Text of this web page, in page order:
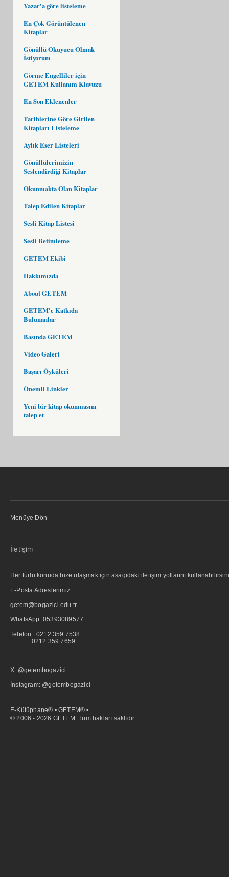
Yazar'a göre listeleme
En Çok Görüntülenen
Kitaplar
Gönüllü Okuyucu Olmak
İstiyorum
Görme Engelliler için
GETEM Kullanım Klavuzu
En Son Eklenenler
Tarihlerine Göre Girilen
Kitapları Listeleme
Aylık Eser Listeleri
Gönüllülerimizin
Seslendirdiği Kitaplar
Okunmakta Olan Kitaplar
Talep Edilen Kitaplar
Sesli Kitap Listesi
Sesli Betimleme
GETEM Ekibi
Hakkımızda
About GETEM
GETEM'e Katkıda
Bulunanlar
Basında GETEM
Video Galeri
Başarı Öyküleri
Önemli Linkler
Yeni bir kitap okunmasını
talep et
Menüye Dön
İletişim
Her türlü konuda bize ulaşmak için asagıdaki iletişim yollarını
E-Posta Adreslerimiz:
getem@bogazici.edu.tr
WhatsApp: 05393089577
Telefon: 0212 359 7538
0212 359 7659
X: @getembogazici
İnstagram: @getembogazici
E-Kütüphane® • GETEM® •
© 2006 - 2026 GETEM. Tüm hakları saklıdır.